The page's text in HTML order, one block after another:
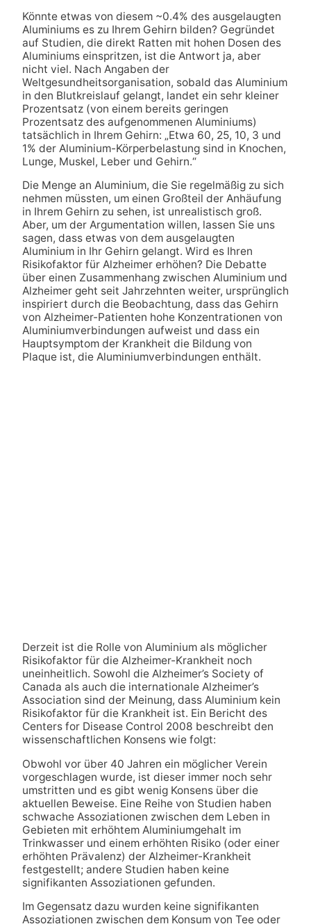
Könnte etwas von diesem ~0.4% des ausgelaugten
Aluminiums es zu Ihrem Gehirn bilden? Gegründet
auf Studien, die direkt Ratten mit hohen Dosen des
Aluminiums einspritzen, ist die Antwort ja, aber
nicht viel. Nach Angaben der
Weltgesundheitsorganisation, sobald das Aluminium
in den Blutkreislauf gelangt, landet ein sehr kleiner
Prozentsatz (von einem bereits geringen
Prozentsatz des aufgenommenen Aluminiums)
tatsächlich in Ihrem Gehirn: „Etwa 60, 25, 10, 3 und
1% der Aluminium-Körperbelastung sind in Knochen,
Lunge, Muskel, Leber und Gehirn.“
Die Menge an Aluminium, die Sie regelmäßig zu sich
nehmen müssten, um einen Großteil der Anhäufung
in Ihrem Gehirn zu sehen, ist unrealistisch groß.
Aber, um der Argumentation willen, lassen Sie uns
sagen, dass etwas von dem ausgelaugten
Aluminium in Ihr Gehirn gelangt. Wird es Ihren
Risikofaktor für Alzheimer erhöhen? Die Debatte
über einen Zusammenhang zwischen Aluminium und
Alzheimer geht seit Jahrzehnten weiter, ursprünglich
inspiriert durch die Beobachtung, dass das Gehirn
von Alzheimer-Patienten hohe Konzentrationen von
Aluminiumverbindungen aufweist und dass ein
Hauptsymptom der Krankheit die Bildung von
Plaque ist, die Aluminiumverbindungen enthält.
Derzeit ist die Rolle von Aluminium als möglicher
Risikofaktor für die Alzheimer-Krankheit noch
uneinheitlich. Sowohl die Alzheimer’s Society of
Canada als auch die internationale Alzheimer’s
Association sind der Meinung, dass Aluminium kein
Risikofaktor für die Krankheit ist. Ein Bericht des
Centers for Disease Control 2008 beschreibt den
wissenschaftlichen Konsens wie folgt:
Obwohl vor über 40 Jahren ein möglicher Verein
vorgeschlagen wurde, ist dieser immer noch sehr
umstritten und es gibt wenig Konsens über die
aktuellen Beweise. Eine Reihe von Studien haben
schwache Assoziationen zwischen dem Leben in
Gebieten mit erhöhtem Aluminiumgehalt im
Trinkwasser und einem erhöhten Risiko (oder einer
erhöhten Prävalenz) der Alzheimer-Krankheit
festgestellt; andere Studien haben keine
signifikanten Assoziationen gefunden.
Im Gegensatz dazu wurden keine signifikanten
Assoziationen zwischen dem Konsum von Tee oder